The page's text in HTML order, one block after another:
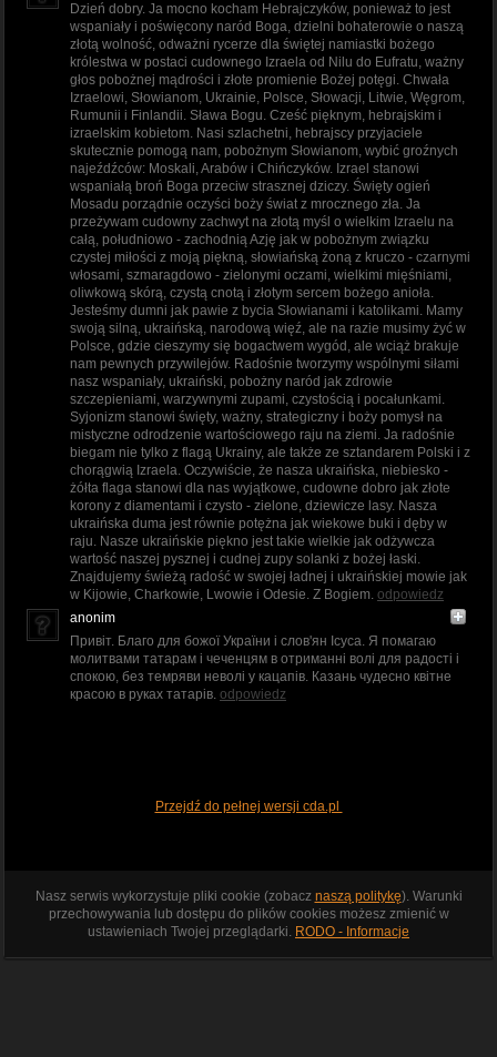
Dzień dobry. Ja mocno kocham Hebrajczyków, ponieważ to jest
wspaniały i poświęcony naród Boga, dzielni bohaterowie o naszą
złotą wolność, odważni rycerze dla świętej namiastki bożego
królestwa w postaci cudownego Izraela od Nilu do Eufratu, ważny
głos pobożnej mądrości i złote promienie Bożej potęgi. Chwała
Izraelowi, Słowianom, Ukrainie, Polsce, Słowacji, Litwie, Węgrom,
Rumunii i Finlandii. Sława Bogu. Cześć pięknym, hebrajskim i
izraelskim kobietom. Nasi szlachetni, hebrajscy przyjaciele
skutecznie pomogą nam, pobożnym Słowianom, wybić groźnych
najeźdźców: Moskali, Arabów i Chińczyków. Izrael stanowi
wspaniałą broń Boga przeciw strasznej dziczy. Święty ogień
Mosadu porządnie oczyści boży świat z mrocznego zła. Ja
przeżywam cudowny zachwyt na złotą myśl o wielkim Izraelu na
całą, południowo - zachodnią Azję jak w pobożnym związku
czystej miłości z moją piękną, słowiańską żoną z kruczo - czarnymi
włosami, szmaragdowo - zielonymi oczami, wielkimi mięśniami,
oliwkową skórą, czystą cnotą i złotym sercem bożego anioła.
Jesteśmy dumni jak pawie z bycia Słowianami i katolikami. Mamy
swoją silną, ukraińską, narodową więź, ale na razie musimy żyć w
Polsce, gdzie cieszymy się bogactwem wygód, ale wciąż brakuje
nam pewnych przywilejów. Radośnie tworzymy wspólnymi siłami
nasz wspaniały, ukraiński, pobożny naród jak zdrowie
szczepieniami, warzywnymi zupami, czystością i pocałunkami.
Syjonizm stanowi święty, ważny, strategiczny i boży pomysł na
mistyczne odrodzenie wartościowego raju na ziemi. Ja radośnie
biegam nie tylko z flagą Ukrainy, ale także ze sztandarem Polski i z
chorągwią Izraela. Oczywiście, że nasza ukraińska, niebiesko -
żółta flaga stanowi dla nas wyjątkowe, cudowne dobro jak złote
korony z diamentami i czysto - zielone, dziewicze lasy. Nasza
ukraińska duma jest równie potężna jak wiekowe buki i dęby w
raju. Nasze ukraińskie piękno jest takie wielkie jak odżywcza
wartość naszej pysznej i cudnej zupy solanki z bożej łaski.
Znajdujemy świeżą radość w swojej ładnej i ukraińskiej mowie jak
w Kijowie, Charkowie, Lwowie i Odesie. Z Bogiem. odpowiedz
anonim
Привіт. Благо для божої України і слов'ян Ісуса. Я помагаю
молитвами татарам і чеченцям в отриманні волі для радості і
спокою, без темряви неволі у кацапів. Казань чудесно квітне
красою в руках татарів. odpowiedz
Przejdź do pełnej wersji cda.pl
Nasz serwis wykorzystuje pliki cookie (zobacz naszą politykę). Warunki
przechowywania lub dostępu do plików cookies możesz zmienić w
ustawieniach Twojej przeglądarki. RODO - Informacje